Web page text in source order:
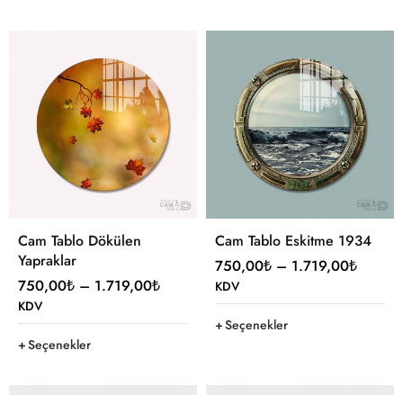
Cam Tablo Dökülen
Yapraklar
750,00₺ – 1.719,00₺
KDV
Seçenekler
Cam Tablo Eskitme 1934
750,00₺ – 1.719,00₺
KDV
Seçenekler